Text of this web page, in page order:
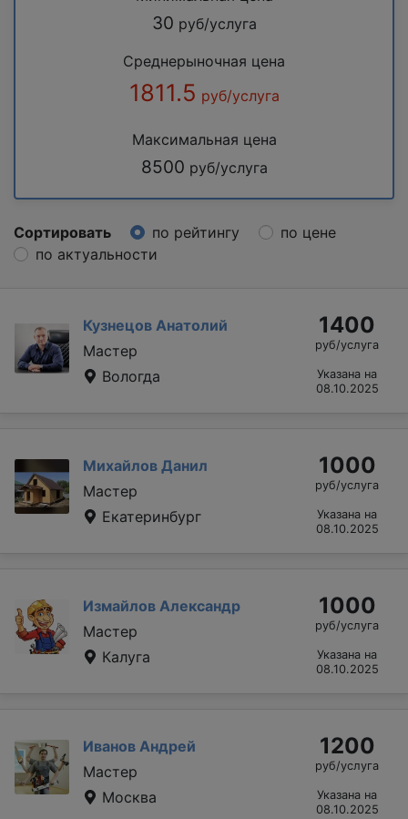
30 руб/услуга
Среднерыночная цена
1811.5 руб/услуга
Максимальная цена
8500 руб/услуга
Сортировать по рейтингу
по цене
по актуальности
Кузнецов Анатолий
Мастер
Вологда
1400
руб/услуга
Указана на
08.10.2025
Михайлов Данил
Мастер
Екатеринбург
1000
руб/услуга
Указана на
08.10.2025
Измайлов Александр
Мастер
Калуга
1000
руб/услуга
Указана на
08.10.2025
Иванов Андрей
Мастер
Москва
1200
руб/услуга
Указана на
08.10.2025